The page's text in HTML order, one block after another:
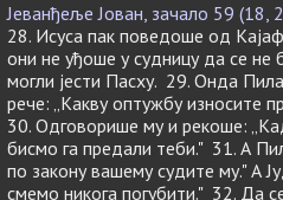
Јеванђеље Јован, зачало 59 (18,
28. Исуса пак поведоше од
они не уђоше у судницу да се не
могли јести Пасху. 29. Онда
рече: „Какву оптужбу износите
30. Одговорише му и рекоше:
бисмо га предали теби." 31. А
по закону вашему судите му." А
смемо никога погубити." 32. Да